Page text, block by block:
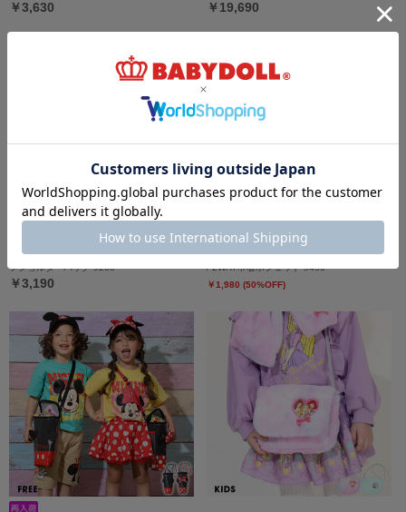
￥3,630 ￥19,690
4/3一部再販 ディズニー キャラクターモチー
フショルダーバッグ 9280
￥3,190
8/6～50%OFF SALE ディズニー プリンセス
/ 2WAY巾着ポシェット 9453
￥1,980 (50%OFF)